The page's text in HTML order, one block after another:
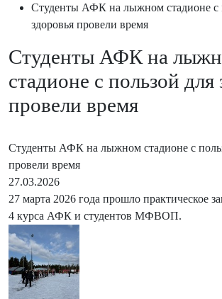
Студенты АФК на лыжном стадионе с
здоровья провели время
Студенты АФК на
стадионе с пользой для
провели время
Студенты АФК на лыжном стадионе с
провели время
27.03.2026
27 марта 2026 года прошло практическое
4 курса АФК и студентов МФВОП.